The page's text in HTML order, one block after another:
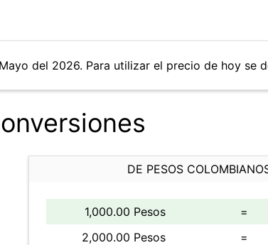
del 2026. Para utilizar el precio de hoy se
DE PESOS
1,000.00 Pesos =
2,000.00 Pesos
=